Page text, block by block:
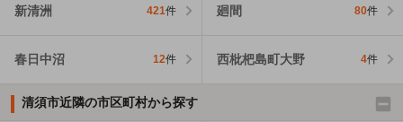
新清洲 421件 廻間 80件
春日中沼 12件 西枇杷島町大野 4件
清須市近隣の市区町村から探す